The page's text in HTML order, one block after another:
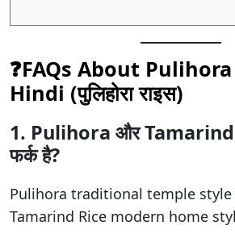
❓FAQs About
Hindi (पुलिहोरा राइस)
1. Pulihora और Tamarind
फर्क है?
Pulihora traditional temple style
Tamarind Rice modern home